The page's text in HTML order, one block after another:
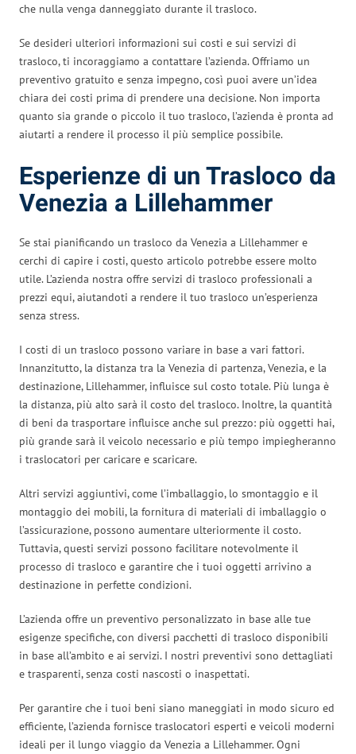
che nulla venga danneggiato durante il trasloco.
Se desideri ulteriori informazioni sui costi e sui servizi di
trasloco, ti incoraggiamo a contattare l’azienda. Offriamo un
preventivo gratuito e senza impegno, così puoi avere un’idea
chiara dei costi prima di prendere una decisione. Non importa
quanto sia grande o piccolo il tuo trasloco, l’azienda è pronta ad
aiutarti a rendere il processo il più semplice possibile.
Esperienze di un Trasloco da
Venezia a Lillehammer
Se stai pianificando un trasloco da Venezia a Lillehammer e
cerchi di capire i costi, questo articolo potrebbe essere molto
utile. L’azienda nostra offre servizi di trasloco professionali a
prezzi equi, aiutandoti a rendere il tuo trasloco un’esperienza
senza stress.
I costi di un trasloco possono variare in base a vari fattori.
Innanzitutto, la distanza tra la Venezia di partenza, Venezia, e la
destinazione, Lillehammer, influisce sul costo totale. Più lunga è
la distanza, più alto sarà il costo del trasloco. Inoltre, la quantità
di beni da trasportare influisce anche sul prezzo: più oggetti hai,
più grande sarà il veicolo necessario e più tempo impiegheranno
i traslocatori per caricare e scaricare.
Altri servizi aggiuntivi, come l’imballaggio, lo smontaggio e il
montaggio dei mobili, la fornitura di materiali di imballaggio o
l’assicurazione, possono aumentare ulteriormente il costo.
Tuttavia, questi servizi possono facilitare notevolmente il
processo di trasloco e garantire che i tuoi oggetti arrivino a
destinazione in perfette condizioni.
L’azienda offre un preventivo personalizzato in base alle tue
esigenze specifiche, con diversi pacchetti di trasloco disponibili
in base all’ambito e ai servizi. I nostri preventivi sono dettagliati
e trasparenti, senza costi nascosti o inaspettati.
Per garantire che i tuoi beni siano maneggiati in modo sicuro ed
efficiente, l’azienda fornisce traslocatori esperti e veicoli moderni
ideali per il lungo viaggio da Venezia a Lillehammer. Ogni